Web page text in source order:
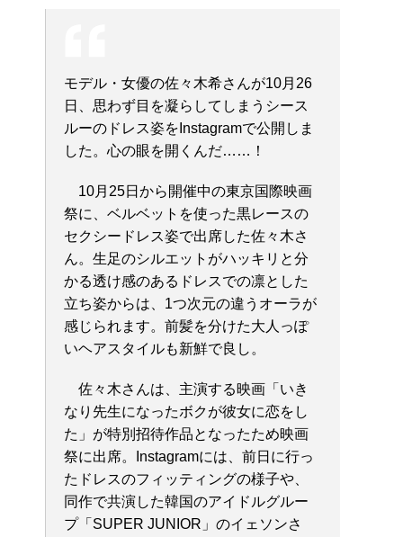
モデル・女優の佐々木希さんが10月26
日、思わず目を凝らしてしまうシース
ルーのドレス姿をInstagramで公開しま
した。心の眼を開くんだ……！
10月25日から開催中の東京国際映画
祭に、ベルベットを使った黒レースの
セクシードレス姿で出席した佐々木さ
ん。生足のシルエットがハッキリと分
かる透け感のあるドレスでの凛とした
立ち姿からは、1つ次元の違うオーラが
感じられます。前髪を分けた大人っぽ
いヘアスタイルも新鮮で良し。
佐々木さんは、主演する映画「いき
なり先生になったボクが彼女に恋をし
た」が特別招待作品となったため映画
祭に出席。Instagramには、前日に行っ
たドレスのフィッティングの様子や、
同作で共演した韓国のアイドルグルー
プ「SUPER JUNIOR」のイェソンさ